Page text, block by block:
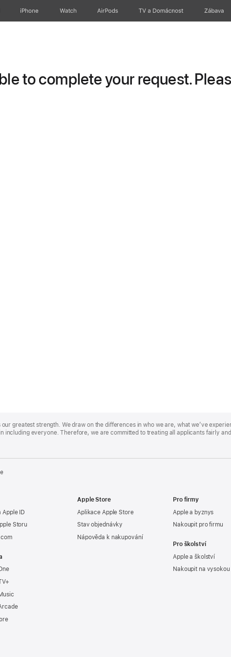
iPhone Watch AirPods TV a Domácnost Zábava
to complete your request.
our greatest strength. We draw on the differences in who we are, what we’ve
including everyone. Therefore, we are committed to treating all applicants fairly
Apple ID
Storu
Apple Store
Aplikace Apple Store
Stav objednávky
Nápověda k nakupování
Pro firmy
Apple a byznys
Nakoupit pro firmu
Pro školství
Apple a školství
Nakoupit na vysokou